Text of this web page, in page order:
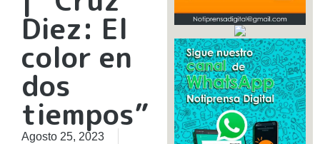
Diez: El
color en
dos
tiempos”
Agosto 25, 2023